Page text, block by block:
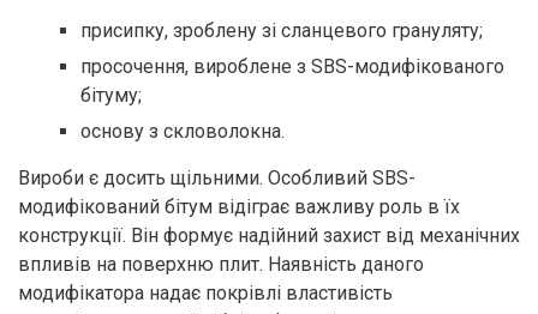
присипку, зроблену зі сланцевого грануляту;
просочення, вироблене з SBS-модифікованого
бітуму;
основу з скловолокна.
Вироби є досить щільними. Особливий SBS-
модифікований бітум відіграє важливу роль в їх
конструкції. Він формує надійний захист від механічних
впливів на поверхню плит. Наявність даного
модифікатора надає покрівлі властивість